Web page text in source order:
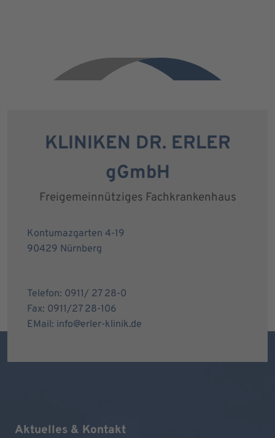
KLINIKEN DR. ERLER
gGmbH
Freigemeinnütziges Fachkrankenhaus
Kontumazgarten 4-19
90429 Nürnberg
Telefon: 0911/ 27 28-0
Fax: 0911/27 28-106
EMail: info@erler-klinik.de
Aktuelles & Kontakt